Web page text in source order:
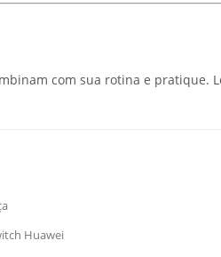
com sua rotina e
Huawei